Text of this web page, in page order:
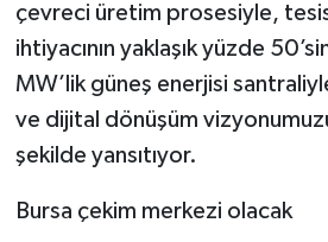
çevreci üretim prosesiyle,
ihtiyacının yaklaşık yüzde
MW’lik güneş enerjisi
ve dijital dönüşüm
şekilde yansıtıyor.
Bursa çekim merkezi olacak